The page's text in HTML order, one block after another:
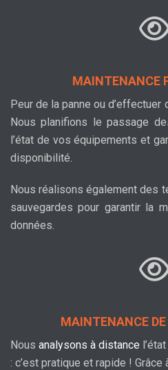
MAINTENANCE
Peur de la panne ou
Nous planifions le passage
l’état de vos équipements et
disponibilité.
Nous réalisons également des
sauvegardes pour garantir la
données.
MAINTENANCE
Nous analysons à distance
: c’est pratique et rapide ! Grâce